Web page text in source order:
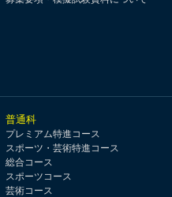
普通科
プレミアム特進コース
スポーツ・芸術特進コース
総合コース
スポーツコース
芸術コース